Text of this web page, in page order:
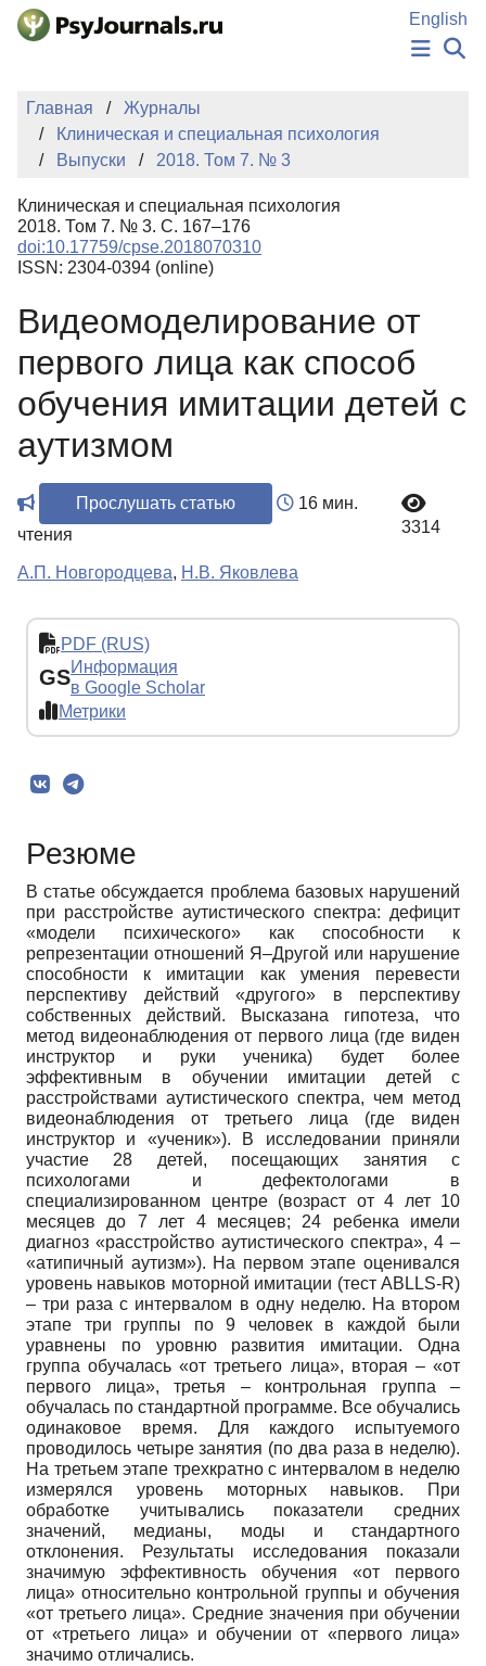
Перейти к основному содержанию
English
НОВОСТИ
АВТОРЫ
КЛЮЧЕВЫЕ СЛОВА
Регистрация
Главная
Журналы
Клиническая и специальная психология
Выпуски
2018. Том 7. № 3
Клиническая и специальная психология
2018. Том 7. № 3. С. 167–176
doi:10.17759/cpse.2018070310
ISSN: 2304-0394 (online)
Видеомоделирование от
первого лица как способ
обучения имитации детей с
аутизмом
Прослушать статью
16 мин.
чтения
3314
А.П. Новгородцева, Н.В. Яковлева
PDF (RUS)
GSИнформация
в Google Scholar
Метрики
Резюме
В статье обсуждается проблема базовых нарушений
при расстройстве аутистического спектра: дефицит
«модели психического» как способности к
репрезентации отношений Я–Другой или нарушение
способности к имитации как умения перевести
перспективу действий «другого» в перспективу
собственных действий. Высказана гипотеза, что
метод видеонаблюдения от первого лица (где виден
инструктор и руки ученика) будет более
эффективным в обучении имитации детей с
расстройствами аутистического спектра, чем метод
видеонаблюдения от третьего лица (где виден
инструктор и «ученик»). В исследовании приняли
участие 28 детей, посещающих занятия с
психологами и дефектологами в
специализированном центре (возраст от 4 лет 10
месяцев до 7 лет 4 месяцев; 24 ребенка имели
диагноз «расстройство аутистического спектра», 4 –
«атипичный аутизм»). На первом этапе оценивался
уровень навыков моторной имитации (тест ABLLS-R)
– три раза с интервалом в одну неделю. На втором
этапе три группы по 9 человек в каждой были
уравнены по уровню развития имитации. Одна
группа обучалась «от третьего лица», вторая – «от
первого лица», третья – контрольная группа –
обучалась по стандартной программе. Все обучались
одинаковое время. Для каждого испытуемого
проводилось четыре занятия (по два раза в неделю).
На третьем этапе трехкратно с интервалом в неделю
измерялся уровень моторных навыков. При
обработке учитывались показатели средних
значений, медианы, моды и стандартного
отклонения. Результаты исследования показали
значимую эффективность обучения «от первого
лица» относительно контрольной группы и обучения
«от третьего лица». Средние значения при обучении
от «третьего лица» и обучении от «первого лица»
значимо отличались.